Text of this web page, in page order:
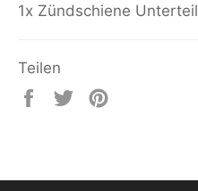
1x Zündschiene Unterteil
Teilen
Auf
Auf